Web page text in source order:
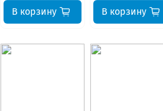
В корзину
В корзину